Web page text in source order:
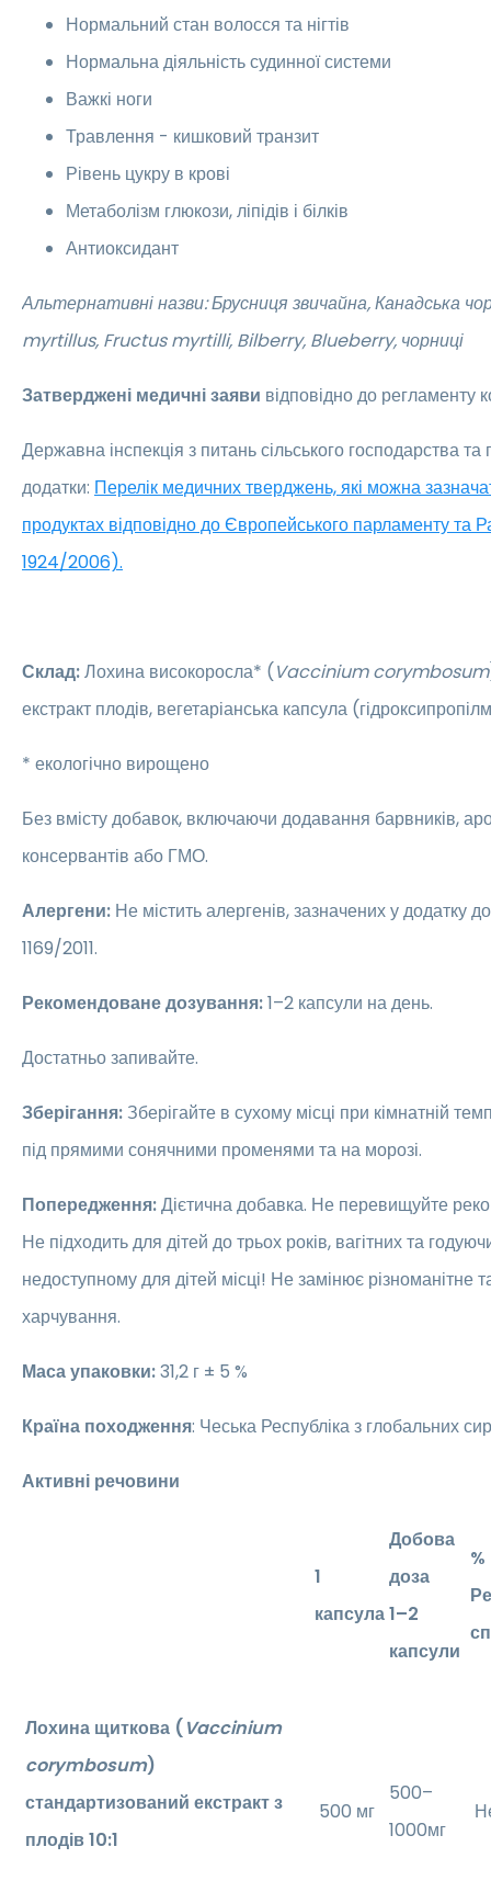
Нормальний стан волосся та нігтів
Нормальна діяльність судинної системи
Важкі ноги
Травлення - кишковий транзит
Рівень цукру в крові
Метаболізм глюкози, ліпідів і білків
Антиоксидант
Альтернативні назви: Брусниця звичайна, Канадська
myrtillus, Fructus myrtilli, Bilberry, Blueberry, чорниці
Затверджені медичні заяви відповідно до
Державна інспекція з питань сільського господарства
додатки: Перелік медичних тверджень, які можна
продуктах відповідно до Європейського парламенту
1924/2006).
Склад:Лохина високоросла* (Vaccinium corymbosum
екстракт плодів, вегетаріанська капсула
* екологічно вирощено
Без вмісту добавок, включаючи додавання барвників,
консервантів або ГМО.
Алергени: Не містить алергенів, зазначених у додатку
1169/2011.
Рекомендоване дозування:1–2 капсули на день.
Достатньо запивайте.
Зберігання: Зберігайте в сухому місці при кімнатній
під прямими сонячними променями та на морозі.
Попередження:Дієтична добавка. Не перевищуйте
Не підходить для дітей до трьох років, вагітних та
недоступному для дітей місці! Не замінює різноманітне
харчування.
Маса упаковки:31,2 г ± 5 %
Країна походження: Чеська Республіка з глобальних
Активні речовини
1
капсула
Добова
доза
1–2
капсули
%
Лохина щиткова ( Vaccinium
corymbosum)
стандартизований екстракт з
плодів 10:1
500 мг
500–
1000мг